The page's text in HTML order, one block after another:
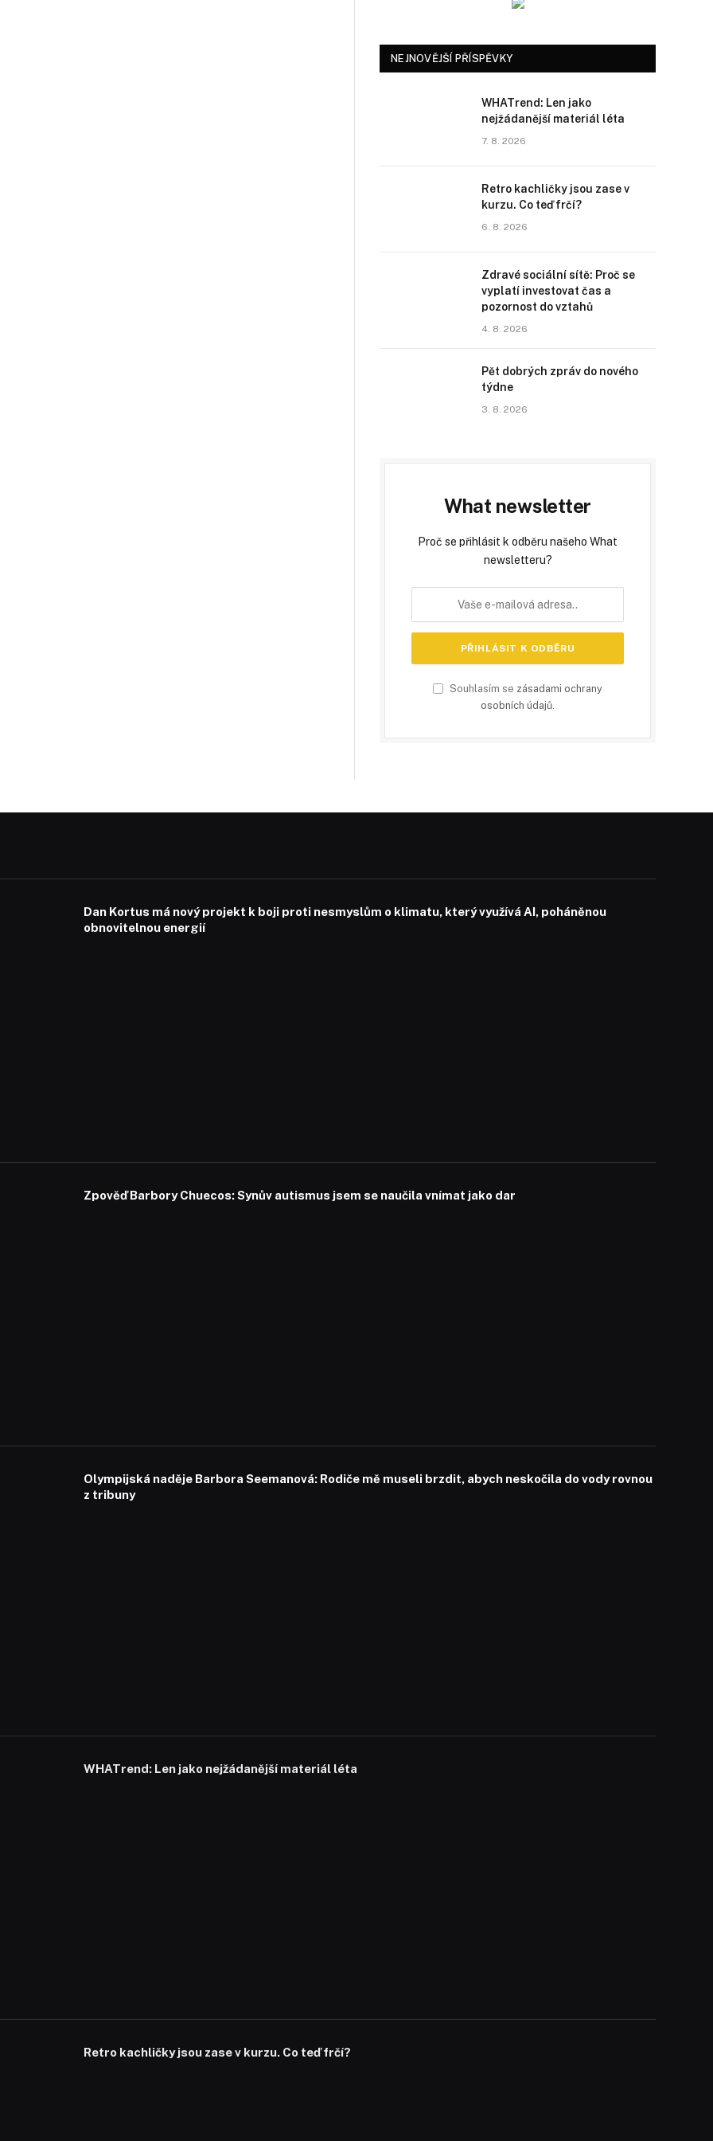
NEJNOVĚJŠÍ PŘÍSPĚVKY
WHATrend: Len jako
nejžádanější materiál léta
7. 8. 2026
Retro kachličky jsou zase v
kurzu. Co teď frčí?
6. 8. 2026
Zdravé sociální sítě: Proč se
vyplatí investovat čas a
pozornost do vztahů
4. 8. 2026
Pět dobrých zpráv do nového
týdne
3. 8. 2026
What newsletter
Proč se přihlásit k odběru našeho What
newsletteru?
Souhlasím se zásadami ochrany
osobních údajů.
Dan Kortus má nový projekt k boji proti nesmyslům o klimatu, který využívá AI, poháněnou
obnovitelnou energií
Zpověď Barbory Chuecos: Synův autismus jsem se naučila vnímat jako dar
Olympijská naděje Barbora Seemanová: Rodiče mě museli brzdit, abych neskočila do vody rovnou
z tribuny
WHATrend: Len jako nejžádanější materiál léta
Retro kachličky jsou zase v kurzu. Co teď frčí?